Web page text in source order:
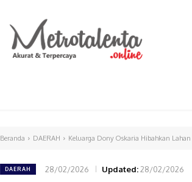
Beranda DAERAH Keluarga Dony Oskaria Hibahkan
DAERAH 28/02/2026 Updated:28/02/2026